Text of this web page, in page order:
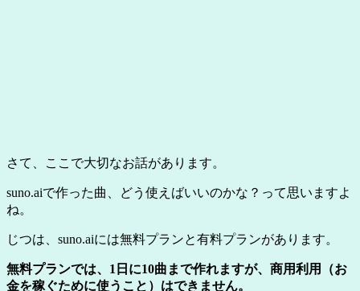
さて、ここで大切なお話があります。
suno.aiで作った曲、どう使えばいいのかな？って思いますよ
ね。
じつは、suno.aiには無料プランと有料プランがあります。
無料プランでは、1日に10曲まで作れますが、商用利用（お
金を稼ぐために使うこと）はできません。